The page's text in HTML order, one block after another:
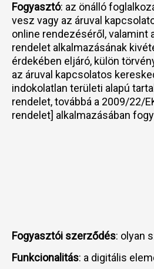
Fogyasztó: az önálló
vesz vagy az áruval
online rendezéséről, valamint
rendelet alkalmazásának
érdekében eljáró, külön
az áruval kapcsolatos
indokolatlan területi alapú
rendelet, továbbá a 2009/22/
rendelet] alkalmazásában
Fogyasztói szerződés: olyan
Funkcionalitás: a digitális